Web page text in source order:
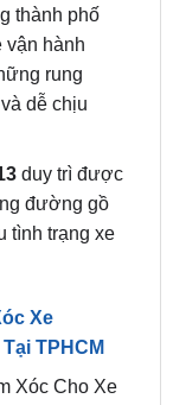
rung
dễ chịu
duy trì được
đường gồ
tình trạng xe
Xe
Mercedes